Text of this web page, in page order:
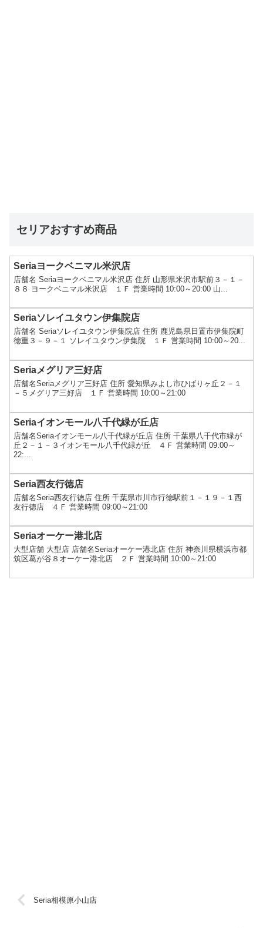
セリアおすすめ商品
Seriaヨークベニマル米沢店
店舗名 Seriaヨークベニマル米沢店 住所 山形県米沢市駅前３－１－
８８ ヨークベニマル米沢店 １Ｆ 営業時間 10:00～20:00 山...
Seriaソレイユタウン伊集院店
店舗名 Seriaソレイユタウン伊集院店 住所 鹿児島県日置市伊集院町
徳重３－９－１ ソレイユタウン伊集院 １Ｆ 営業時間 10:00～20...
Seriaメグリア三好店
店舗名Seriaメグリア三好店 住所 愛知県みよし市ひばりヶ丘２－１
－５メグリア三好店 １Ｆ 営業時間 10:00～21:00
Seriaイオンモール八千代緑が丘店
店舗名Seriaイオンモール八千代緑が丘店 住所 千葉県八千代市緑が
丘２－１－３イオンモール八千代緑が丘 ４Ｆ 営業時間 09:00～
22:...
Seria西友行徳店
店舗名Seria西友行徳店 住所 千葉県市川市行徳駅前１－１９－１西
友行徳店 ４Ｆ 営業時間 09:00～21:00
Seriaオーケー港北店
大型店舗 大型店 店舗名Seriaオーケー港北店 住所 神奈川県横浜市都
筑区葛が谷８オーケー港北店 ２Ｆ 営業時間 10:00～21:00
Seria相模原小山店